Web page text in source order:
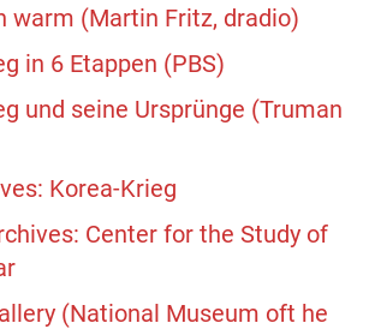
warm (Martin Fritz, dradio)
in 6 Etappen (PBS)
und seine Ursprünge (Truman
Korea-Krieg
Center for the Study of
(National Museum oft he